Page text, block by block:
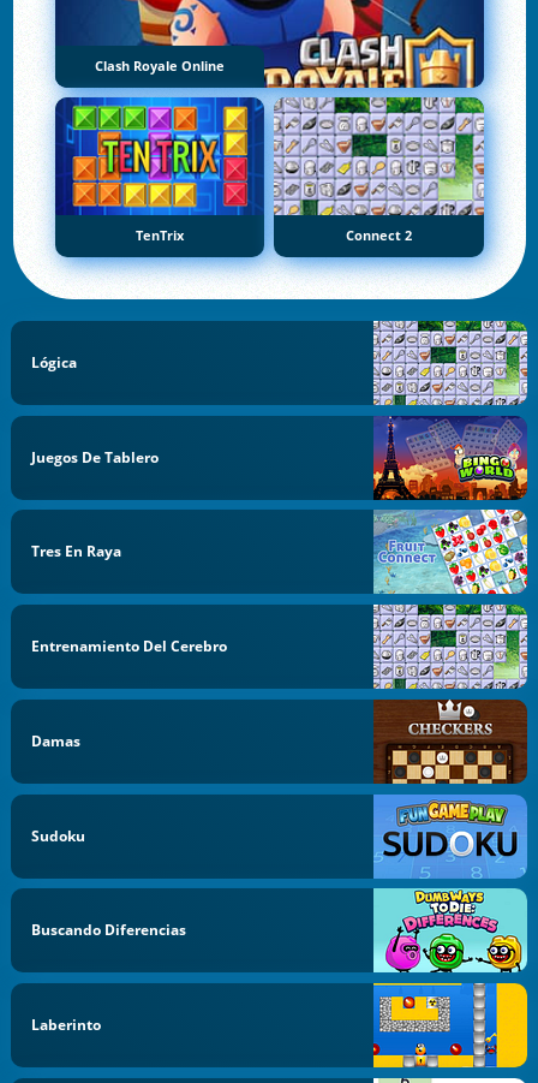
Clash Royale Online
TenTrix Connect 2
Lógica
Juegos De Tablero
Tres En Raya
Entrenamiento Del Cerebro
Damas
Sudoku
Buscando Diferencias
Laberinto